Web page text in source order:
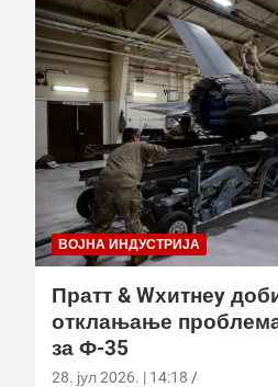
ВОЈНА ИНДУСТРИЈА
Пратт & Wхитнеy
отклањање
за Ф-35
28. јул 2026. | 14:18